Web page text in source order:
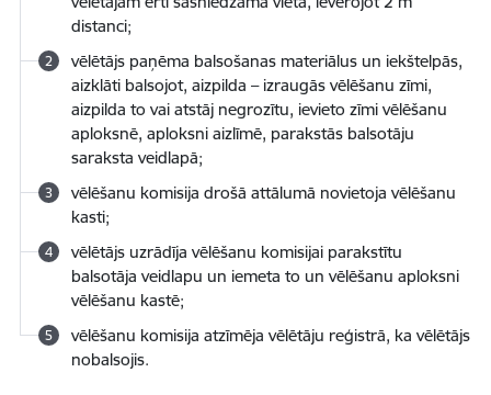
distanci;
vēlētājs paņēma balsošanas materiālus un iekštelpās,
aizklāti balsojot, aizpilda – izraugās vēlēšanu zīmi,
aizpilda to vai atstāj negrozītu, ievieto zīmi vēlēšanu
aploksnē, aploksni aizlīmē, parakstās balsotāju
saraksta veidlapā;
vēlēšanu komisija drošā attālumā novietoja vēlēšanu
kasti;
vēlētājs uzrādīja vēlēšanu komisijai parakstītu
balsotāja veidlapu un iemeta to un vēlēšanu aploksni
vēlēšanu kastē;
vēlēšanu komisija atzīmēja vēlētāju reģistrā, ka vēlētājs
nobalsojis.